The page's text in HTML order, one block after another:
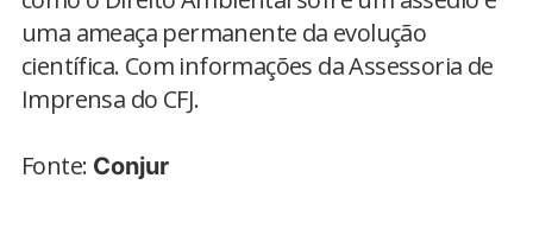
uma ameaça permanente da evolução
científica. Com informações da Assessoria de
Imprensa do CFJ.
Fonte: Conjur